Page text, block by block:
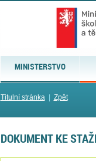
MINISTERSTVO
Titulní stránka| Zpět
DOKUMENT KE